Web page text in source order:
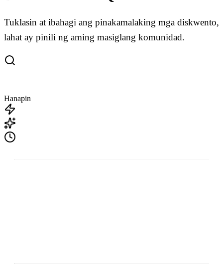
Tuklasin at ibahagi ang pinakamalaking mga diskwento,
lahat ay pinili ng aming masiglang komunidad.
Hanapin